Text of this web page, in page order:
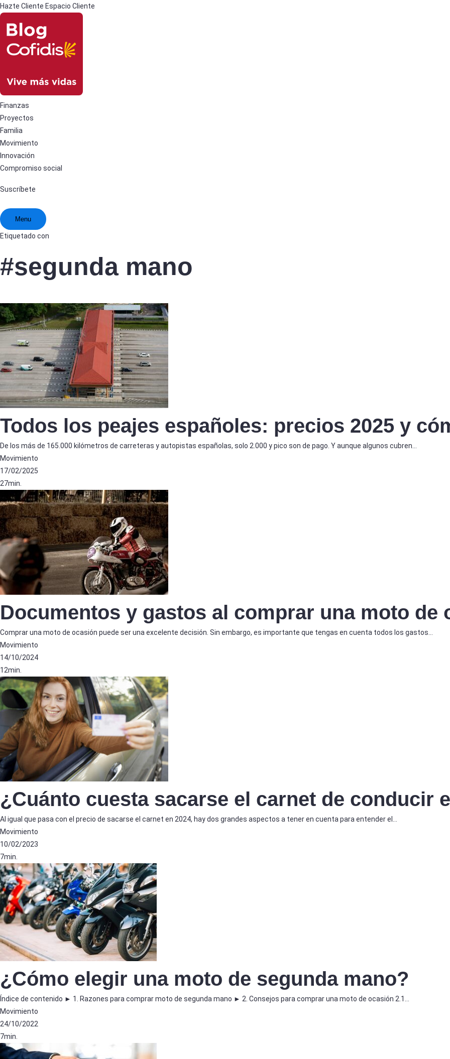
Hazte Cliente Espacio Cliente
Finanzas
Proyectos
Familia
Movimiento
Innovación
Compromiso social
Suscríbete
Menu
Etiquetado con
#segunda mano
Todos los peajes españoles: precios 2025 y
De los más de 165.000 kilómetros de carreteras y autopistas españolas, solo 2.000 y pico son de pago. Y aunque algunos cubren…
Movimiento
17/02/2025
27min.
Documentos y gastos al comprar una moto de
Comprar una moto de ocasión puede ser una excelente decisión. Sin embargo, es importante que tengas en cuenta todos los gastos…
Movimiento
14/10/2024
12min.
¿Cuánto cuesta sacarse el carnet de conducir
Al igual que pasa con el precio de sacarse el carnet en 2024, hay dos grandes aspectos a tener en cuenta para entender el…
Movimiento
10/02/2023
7min.
¿Cómo elegir una moto de segunda mano?
Índice de contenido ► 1. Razones para comprar moto de segunda mano ► 2. Consejos para comprar una moto de ocasión 2.1…
Movimiento
24/10/2022
7min.